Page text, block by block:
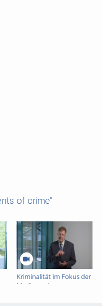
of crime"
Kriminalität im Fokus der
Medien - ein
Interview